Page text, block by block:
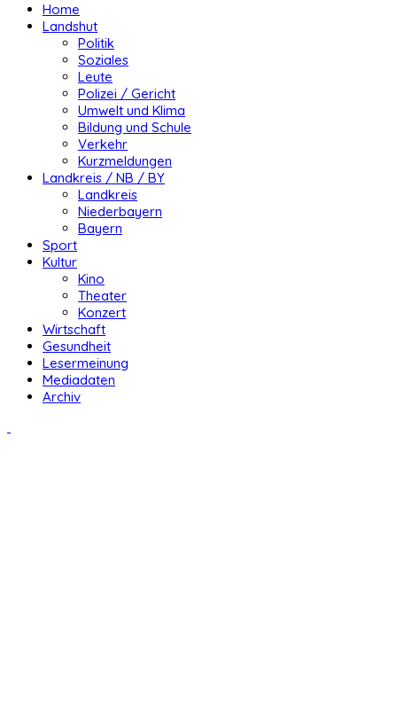
Home
Landshut
Politik
Soziales
Leute
Polizei / Gericht
Umwelt und Klima
Bildung und Schule
Verkehr
Kurzmeldungen
Landkreis / NB / BY
Landkreis
Niederbayern
Bayern
Sport
Kultur
Kino
Theater
Konzert
Wirtschaft
Gesundheit
Lesermeinung
Mediadaten
Archiv